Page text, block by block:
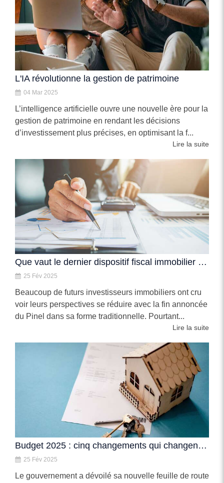
L'IA révolutionne la gestion de patrimoine
04 Mar 2025
L’intelligence artificielle ouvre une nouvelle ère pour la
gestion de patrimoine en rendant les décisions
d’investissement plus précises, en optimisant la f...
Lire la suite
Que vaut le dernier dispositif fiscal immobilier existant ?
25 Fév 2025
Beaucoup de futurs investisseurs immobiliers ont cru
voir leurs perspectives se réduire avec la fin annoncée
du Pinel dans sa forme traditionnelle. Pourtant...
Lire la suite
Budget 2025 : cinq changements qui changent la donne pour l’immobilier
25 Fév 2025
Le gouvernement a dévoilé sa nouvelle feuille de route